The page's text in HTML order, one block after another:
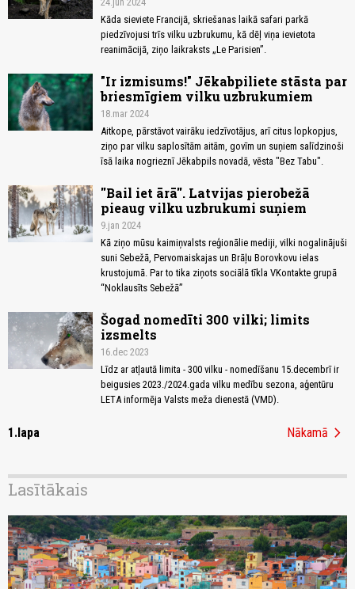
Kāda sieviete Francijā, skriešanas laikā safari parkā
piedzīvojusi trīs vilku uzbrukumu, kā dēļ viņa ievietota
reanimācijā, ziņo laikraksts „Le Parisien”.
"Ir izmisums!" Jēkabpiliete stāsta par
briesmīgiem vilku uzbrukumiem
18.mar 2024
Aitkope, pārstāvot vairāku iedzīvotājus, arī citus lopkopjus,
ziņo par vilku saplosītām aitām, govīm un suņiem salīdzinoši
īsā laika nogrieznī Jēkabpils novadā, vēsta "Bez Tabu".
''Bail iet ārā''. Latvijas pierobežā
pieaug vilku uzbrukumi suņiem
9.jan 2024
Kā ziņo mūsu kaimiņvalsts reģionālie mediji, vilki nogalinājuši
suni Sebežā, Pervomaiskajas un Brāļu Borovkovu ielas
krustojumā. Par to tika ziņots sociālā tīkla VKontakte grupā
“Noklausīts Sebežā”
Šogad nomedīti 300 vilki; limits
izsmelts
16.dec 2023
Līdz ar atļautā limita - 300 vilku - nomedīšanu 15.decembrī ir
beigusies 2023./2024.gada vilku medību sezona, aģentūru
LETA informēja Valsts meža dienestā (VMD).
1.lapa Nākamā chevron_right
Lasītākais